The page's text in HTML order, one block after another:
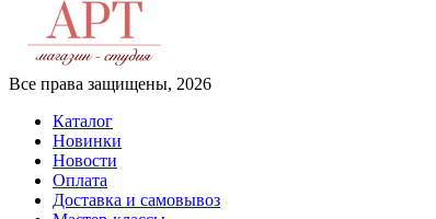
Все права защищены, 2026
Каталог
Новинки
Новости
Оплата
Доставка и самовывоз